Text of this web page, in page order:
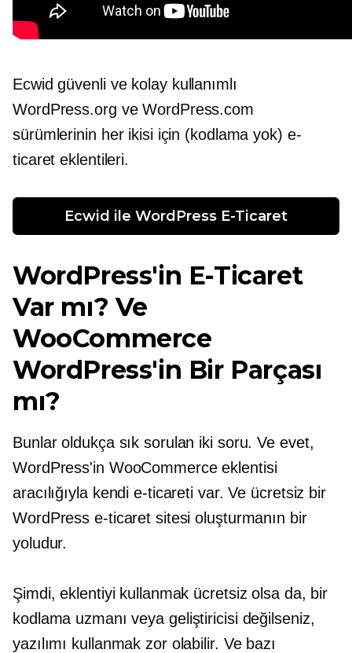
Ecwid güvenli ve kolay kullanımlı
WordPress.org ve WordPress.com
sürümlerinin her ikisi için (kodlama yok) e-
ticaret eklentileri.
Ecwid ile WordPress E-Ticaret
WordPress'in E-Ticaret
Var mı? Ve
WooCommerce
WordPress'in Bir Parçası
mı?
Bunlar oldukça sık sorulan iki soru. Ve evet,
WordPress'in WooCommerce eklentisi
aracılığıyla kendi e-ticareti var. Ve ücretsiz bir
WordPress e-ticaret sitesi oluşturmanın bir
yoludur.
Şimdi, eklentiyi kullanmak ücretsiz olsa da, bir
kodlama uzmanı veya geliştiricisi değilseniz,
yazılımı kullanmak zor olabilir. Ve bazı